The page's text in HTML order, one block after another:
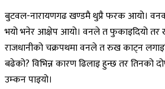
बुटवल-नारायणगढ खण्डमै थुप्रै फरक आयो।
भयो भनेर आक्षेप आयो। वनले त फुकाइदियो
राजधानीको चक्रपथमा वनले त रुख काट्न
बढेको? विभिन्न कारण ढिलाइ हुन्छ तर तिनको
उम्कन पाइयो।